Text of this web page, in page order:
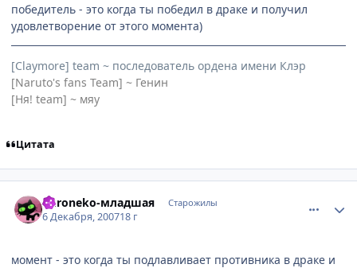
победитель - это когда ты победил в драке и получил
удовлетворение от этого момента)
[Claymore] team ~ последователь ордена имени Клэр
[Naruto's fans Team] ~ Генин
[Ня! team] ~ мяу
Цитата
Kuroneko-младшая Старожилы
6 Декабря, 200718 г
момент - это когда ты подлавливает противника в драке и